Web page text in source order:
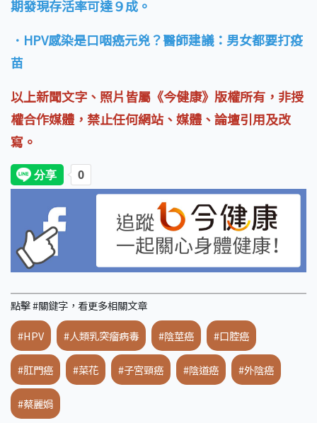
期發現存活率可達９成。
．HPV感染是口咽癌元兇？醫師建議：男女都要打疫
苗
以上新聞文字、照片皆屬《今健康》版權所有，非授
權合作媒體，禁止任何網站、媒體、論壇引用及改
寫。
點擊 #關鍵字，看更多相關文章
#HPV #人類乳突瘤病毒 #陰莖癌 #口腔癌
#肛門癌 #菜花 #子宮頸癌 #陰道癌 #外陰癌
#蔡麗娟